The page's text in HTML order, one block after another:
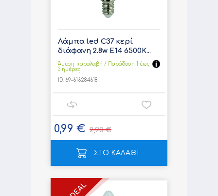
Λάμπα led C37 κερί
διάφανη 2.8w E14 6500K...
Άμεση παραλαβή / Παράδoση 1 έως
3 ημέρες
ID: 69-616284618
0,99 € 2,90 €
ΣΤΟ ΚΑΛΑΘΙ